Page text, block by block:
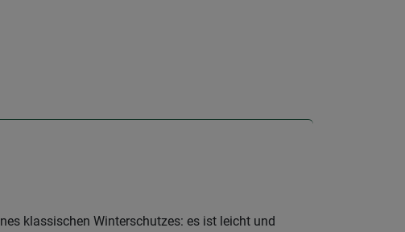
klassischen Winterschutzes: es ist leicht und